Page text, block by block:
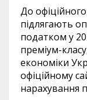
До офіційного
підлягають
податком у
преміум-
економіки
офіційному
нарахування